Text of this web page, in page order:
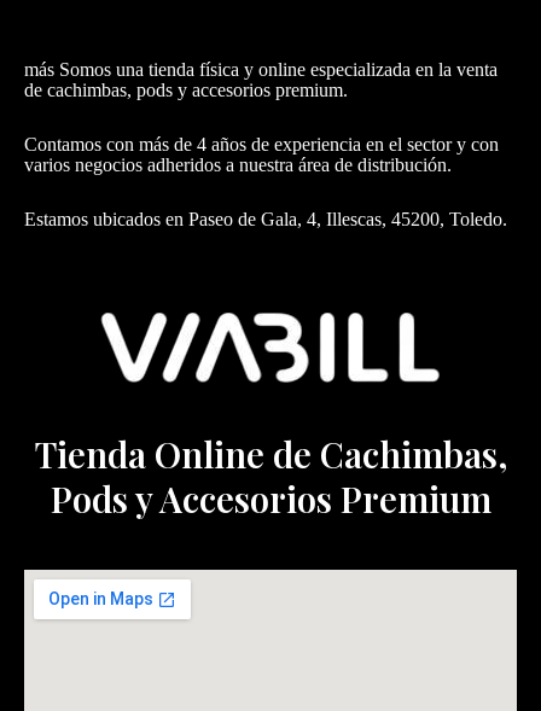
más Somos una tienda física y online especializada en la venta
de cachimbas, pods y accesorios premium.
Contamos con más de 4 años de experiencia en el sector y con
varios negocios adheridos a nuestra área de distribución.
Estamos ubicados en Paseo de Gala, 4, Illescas, 45200, Toledo.
Tienda Online de Cachimbas,
Pods y Accesorios Premium